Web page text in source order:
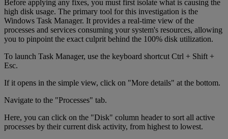
Before applying any fixes, you must first isolate what is causing the
high disk usage. The primary tool for this investigation is the
Windows Task Manager. It provides a real-time view of the
processes and services consuming your system's resources, allowing
you to pinpoint the exact culprit behind the 100% disk utilization.
To launch Task Manager, use the keyboard shortcut Ctrl + Shift +
Esc.
If it opens in the simple view, click on "More details" at the bottom.
Navigate to the "Processes" tab.
Here, you can click on the "Disk" column header to sort all active
processes by their current disk activity, from highest to lowest.